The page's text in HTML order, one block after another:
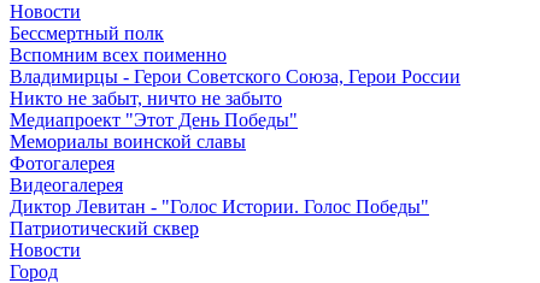
Новости
Бессмертный полк
Вспомним всех поименно
Владимирцы - Герои Советского Союза, Герои России
Никто не забыт, ничто не забыто
Медиапроект "Этот День Победы"
Мемориалы воинской славы
Фотогалерея
Видеогалерея
Диктор Левитан - "Голос Истории. Голос Победы"
Патриотический сквер
Новости
Город